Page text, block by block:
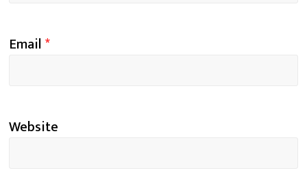
Email*
Website